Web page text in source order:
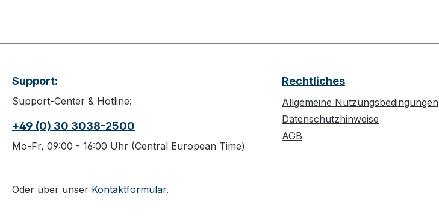
Support:
Support-Center & Hotline:
+49 (0) 30 3038-2500
Mo-Fr, 09:00 - 16:00 Uhr (Central European Time)
Oder über unser Kontaktformular.
Rechtliches
Allgemeine Nutzungsbedingungen
Datenschutzhinweise
AGB